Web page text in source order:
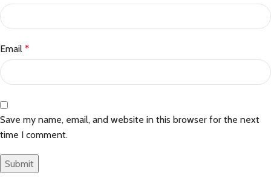
Email *
Save my name, email, and website in this browser for the next
time I comment.